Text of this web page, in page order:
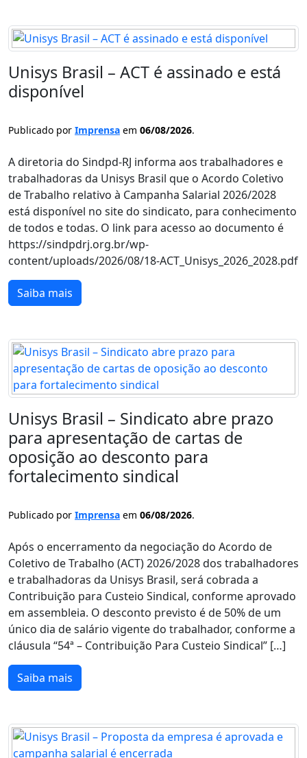
Unisys Brasil – ACT é assinado e está
disponível
Publicado por Imprensa em 06/08/2026.
A diretoria do Sindpd-RJ informa aos trabalhadores e
trabalhadoras da Unisys Brasil que o Acordo Coletivo
de Trabalho relativo à Campanha Salarial 2026/2028
está disponível no site do sindicato, para conhecimento
de todos e todas. O link para acesso ao documento é
https://sindpdrj.org.br/wp-
content/uploads/2026/08/18-ACT_Unisys_2026_2028.pdf
Saiba mais
Unisys Brasil – Sindicato abre prazo
para apresentação de cartas de
oposição ao desconto para
fortalecimento sindical
Publicado por Imprensa em 06/08/2026.
Após o encerramento da negociação do Acordo de
Coletivo de Trabalho (ACT) 2026/2028 dos trabalhadores
e trabalhadoras da Unisys Brasil, será cobrada a
Contribuição para Custeio Sindical, conforme aprovado
em assembleia. O desconto previsto é de 50% de um
único dia de salário vigente do trabalhador, conforme a
cláusula “54ª – Contribuição Para Custeio Sindical” […]
Saiba mais